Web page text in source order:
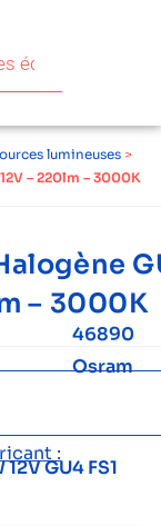
lumineuses >
– 220lm – 3000K
– 3000K
46890
Osram
:
GU4 FS1